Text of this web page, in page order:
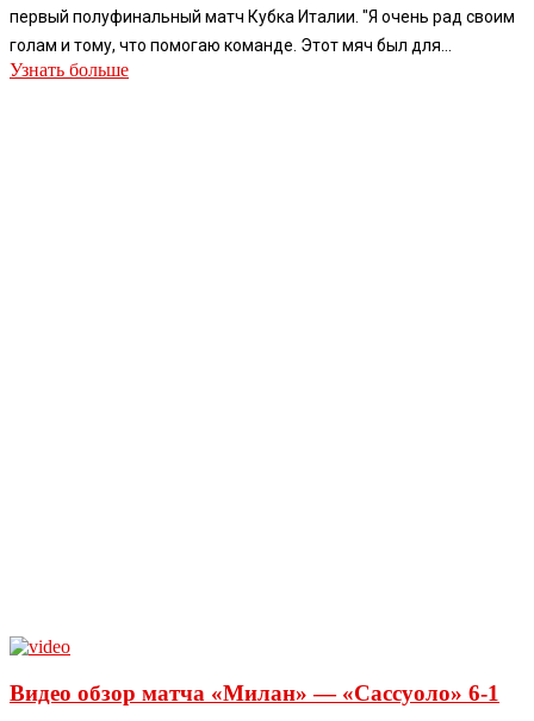
первый полуфинальный матч Кубка Италии. "Я очень рад своим
голам и тому, что помогаю команде. Этот мяч был для...
Узнать больше
Видео обзор матча «Милан» — «Сассуоло» 6-1